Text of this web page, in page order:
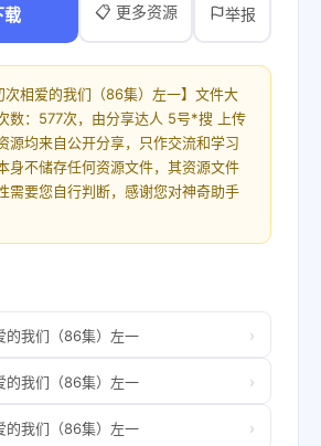
📋 更多资源 举报
次相爱的我们（86集）左一】文件大
数：577次，由分享达人 5号*搜 上传
源均来自公开分享，只作交流和学习
身不储存任何资源文件，其资源文件
需要您自行判断，感谢您对神奇助手
的我们（86集）左一 ›
的我们（86集）左一 ›
的我们（86集）左一 ›